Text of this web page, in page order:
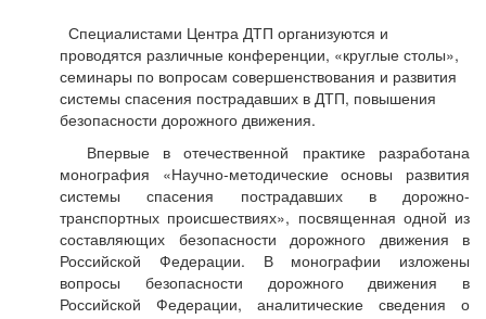
Специалистами Центра ДТП организуются и
проводятся различные конференции, «круглые столы»,
семинары по вопросам совершенствования и развития
системы спасения пострадавших в ДТП, повышения
безопасности дорожного движения.
Впервые в отечественной практике разработана
монография «Научно-методические основы развития
системы спасения пострадавших в дорожно-
транспортных происшествиях», посвященная одной из
составляющих безопасности дорожного движения в
Российской Федерации. В монографии изложены
вопросы безопасности дорожного движения в
Российской Федерации, аналитические сведения о